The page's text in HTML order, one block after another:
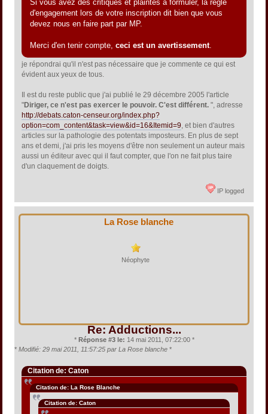
Si vous avez des critiques et plaintes à formuler, la règle
d'engagement lors de votre inscription dit bien que vous
devez nous en faire part par MP.
Merci d'en tenir compte,ceci est un avertissement.
je répondrai qu'il n'est pas nécessaire que je commente ce qui est
évident aux yeux de tous.
Il est du reste public que j'ai publié le 29 décembre 2005 l'article
"Diriger, ce n'est pas exercer le pouvoir. C'est différent.", adresse
http://debats.caton-censeur.org/index.php?
option=com_content&task=view&id=16&Itemid=9 , et bien d'autres
articles sur la pathologie des potentats imposteurs. En plus de sept
ans et demi, j'ai pris les moyens d'être non seulement un auteur mais
aussi un éditeur avec qui il faut compter, que l'on ne fait plus taire
d'un claquement de doigts.
IP logged
La Rose blanche
Néophyte
Re: Adductions...
* Réponse #3 le: 14 mai 2011, 07:22:00 *
* Modifié: 29 mai 2011, 11:57:25 par La Rose blanche *
Citation de: Caton
Citation de: La Rose Blanche
Citation de: Caton